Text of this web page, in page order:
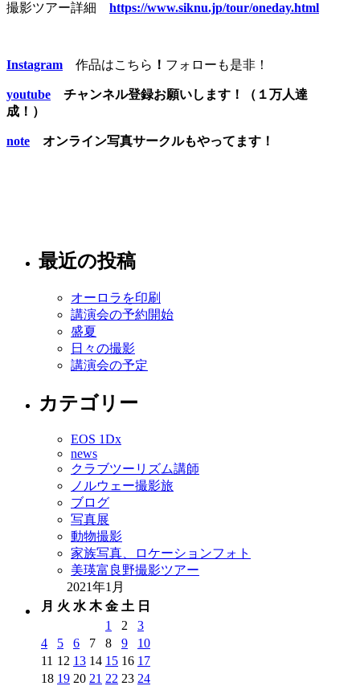
撮影ツアー詳細 https://www.siknu.jp/tour/oneday.html
Instagram 作品はこちら ！ フォローも是非！
youtube チャンネル登録お願いします！（１万人達
成！）
note オンライン写真サークルもやってます！
最近の投稿
オーロラを印刷
講演会の予約開始
盛夏
日々の撮影
講演会の予定
カテゴリー
EOS 1Dx
news
クラブツーリズム講師
ノルウェー撮影旅
ブログ
写真展
動物撮影
家族写真、ロケーションフォト
美瑛富良野撮影ツアー
2021年1月
月 火 水 木 金 土 日
1 2
3
4
5 6 7 8 9
10
11 12 13 14 15 16 17
18 19 20 21 22 23 24